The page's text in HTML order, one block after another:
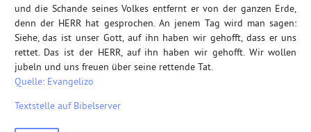
und die Schande seines Volkes entfernt er von der ganzen Erde,
denn der HERR hat gesprochen.An jenem Tag wird man sagen:
Siehe, das ist unser Gott, auf ihn haben wir gehofft, dass er uns
rettet. Das ist der HERR, auf ihn haben wir gehofft. Wir wollen
jubeln und uns freuen über seine rettende Tat.
Quelle: Evangelizo
Textstelle auf Bibelserver